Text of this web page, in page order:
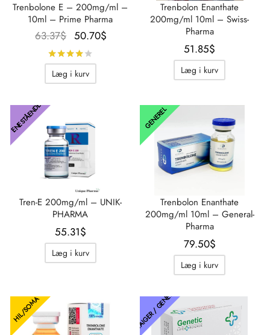
Trenbolone E – 200mg/ml –
10ml – Prime Pharma
63.37$ Oprindelig
pris var:
63.37$.
50.70$
Læg i kurv
Trenbolon Enanthate
200mg/ml 10ml – Swiss-
Pharma
51.85$
Læg i kurv
ENESTÅENDE
Tren-E 200mg/ml – UNIK-
PHARMA
55.31$
Læg i kurv
GENEREL
Trenbolon Enanthate
200mg/ml 10ml – General-
Pharma
79.50$
Læg i kurv
HIL/SOMA THAIGER / GENETISK